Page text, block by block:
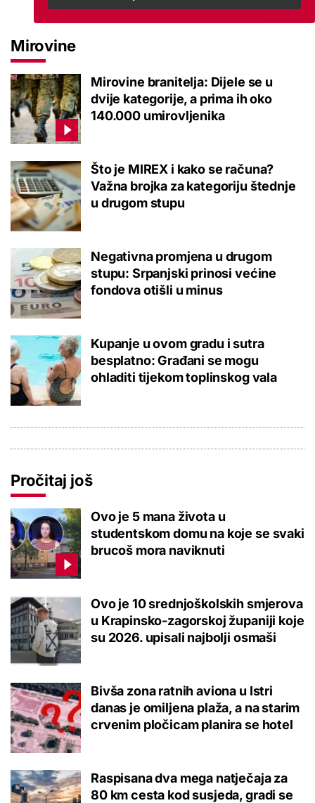
Mirovine
Mirovine branitelja: Dijele se u
dvije kategorije, a prima ih oko
140.000 umirovljenika
Što je MIREX i kako se računa?
Važna brojka za kategoriju štednje
u drugom stupu
Negativna promjena u drugom
stupu: Srpanjski prinosi većine
fondova otišli u minus
Kupanje u ovom gradu i sutra
besplatno: Građani se mogu
ohladiti tijekom toplinskog vala
Pročitaj još
Ovo je 5 mana života u
studentskom domu na koje se svaki
brucoš mora naviknuti
Ovo je 10 srednjoškolskih smjerova
u Krapinsko-zagorskoj županiji koje
su 2026. upisali najbolji osmaši
Bivša zona ratnih aviona u Istri
danas je omiljena plaža, a na starim
crvenim pločicam planira se hotel
Raspisana dva mega natječaja za
80 km cesta kod susjeda, gradi se